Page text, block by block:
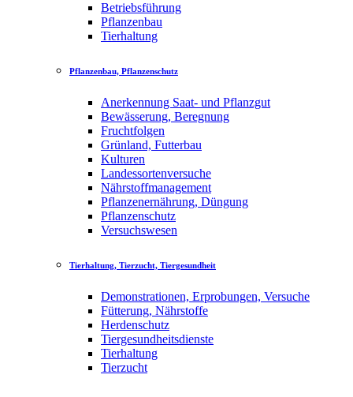
Betriebsführung
Pflanzenbau
Tierhaltung
Pflanzenbau, Pflanzenschutz
Anerkennung Saat- und Pflanzgut
Bewässerung, Beregnung
Fruchtfolgen
Grünland, Futterbau
Kulturen
Landessortenversuche
Nährstoffmanagement
Pflanzenernährung, Düngung
Pflanzenschutz
Versuchswesen
Tierhaltung, Tierzucht, Tiergesundheit
Demonstrationen, Erprobungen, Versuche
Fütterung, Nährstoffe
Herdenschutz
Tiergesundheitsdienste
Tierhaltung
Tierzucht